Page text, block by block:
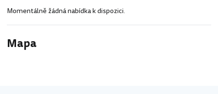
Momentálně žádná nabídka k dispozici.
Mapa